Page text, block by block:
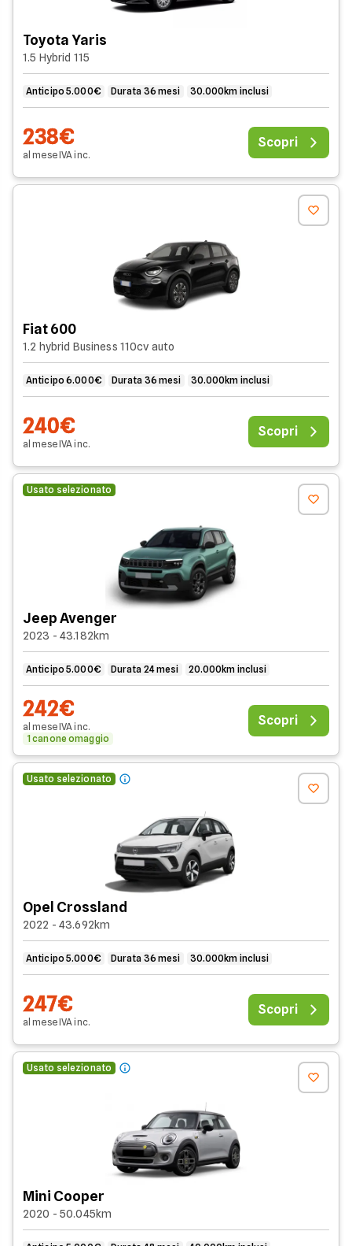
Toyota Yaris
1.5 Hybrid 115
Anticipo 5.000€ Durata 36 mesi 30.000km inclusi
238€
al meseIVAinc.
Scopri
Fiat 600
1.2 hybrid Business 110cv auto
Anticipo 6.000€ Durata 36 mesi 30.000km inclusi
240€
al meseIVAinc.
Scopri
Usato selezionato
Jeep Avenger
2023 - 43.182km
Anticipo 5.000€ Durata 24 mesi 20.000km inclusi
242€
al meseIVAinc.
1 canone omaggio
Scopri
Usato selezionato
Opel Crossland
2022 - 43.692km
Anticipo 5.000€ Durata 36 mesi 30.000km inclusi
247€
al meseIVAinc.
Scopri
Usato selezionato
Mini Cooper
2020 - 50.045km